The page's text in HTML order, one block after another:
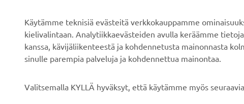
YRITYS
Tietoa meistä
Tapahtumat
B2B
Sähköpyöräjärjestelmät
Golfkentät
Käytämme teknisiä evästeitä verkkokauppamme
kielivalintaan. Analytiikkaevästeiden avulla keräämme
kanssa, kävijäliikenteestä ja kohdennetusta mainonnasta
sinulle parempia palveluja ja kohdennettua mainontaa.
Valitsemalla KYLLÄ hyväksyt, että käytämme myös